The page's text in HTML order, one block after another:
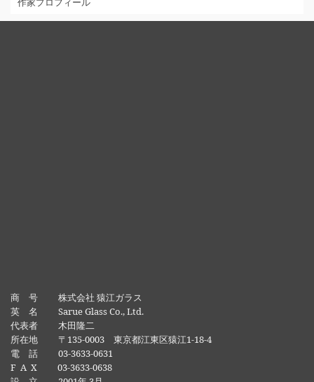
商 号 株式会社 猿江ガラス
英 名 Sarue Glass Co., Ltd.
代表者 木田隆二
所在地 〒135-0003 東京都江東区猿江1-18-4
電 話 03-3633-0631
F A X 03-3633-0638